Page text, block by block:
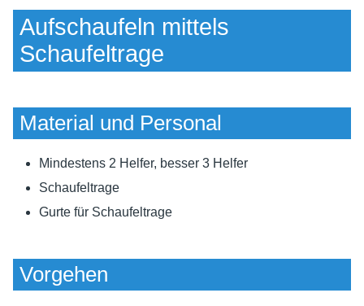
Aufschaufeln mittels
Schaufeltrage
Material und Personal
Mindestens 2 Helfer, besser 3 Helfer
Schaufeltrage
Gurte für Schaufeltrage
Vorgehen